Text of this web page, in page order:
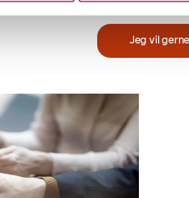
Jeg vil